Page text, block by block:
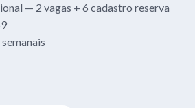
— 2 vagas + 6 cadastro reserva